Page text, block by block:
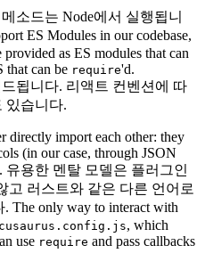
소드는 Node에서 실행됩니
ES Modules in our codebase,
as ES modules that can
that can be require'd.
됩니다. 리액트 컨벤션에 따
있습니다.
directly import each other: they
(in our case, through JSON
유용한 멘탈 모델은 플러그인
고 러스트와 같은 다른 언어로
only way to interact with
, which
use require and pass callbacks